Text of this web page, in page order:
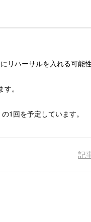
リハーサルを入れる可能
。
の1回を予定しています。
記